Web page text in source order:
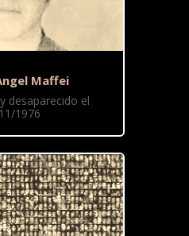
Maffei
desaparecido el
1976